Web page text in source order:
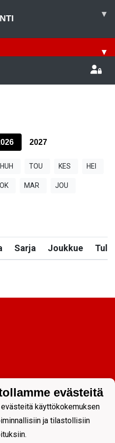
▾
▾
2027
HUH TOU KES HEI
MAR JOU
Sarja Joukkue
|
evästeitä
käyttökokemuksen
ja tilastollisiin